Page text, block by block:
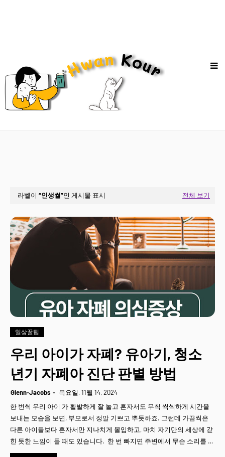
라벨이 인생썰 인 게시물 표시 전체 보기
일상꿀팁
우리 아이가 자폐? 유아기, 청소
년기 자폐아 진단 판별 방법
Glenn-Jacobs
목요일, 11월 14, 2024
한 번씩 우리 아이 가 활발하게 잘 놀고 혼자서도 무척 씩씩하게 시간을
보내는 모습을 보면, 부모로서 정말 기쁘고 뿌듯하죠. 그런데 가끔씩은
다른 아이들보다 혼자서만 지나치게 몰입하고, 마치 자기만의 세상에 갇
힌 듯한 느낌이 들 때도 있습니다. 한 번 빠지면 주변에서 무슨 소리를 …